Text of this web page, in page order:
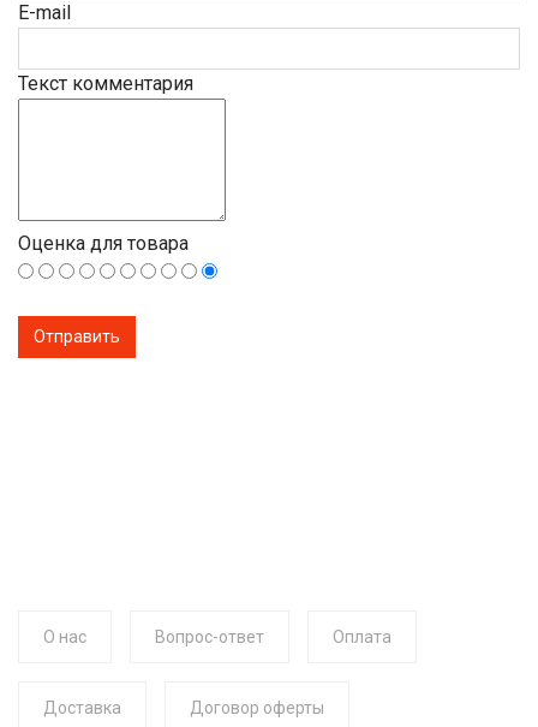
E-mail
Текст комментария
Оценка для товара
О нас Вопрос-ответ Оплата
Доставка Договор оферты